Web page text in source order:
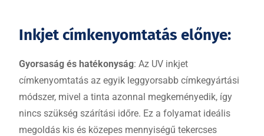
Inkjet címkenyomtatás előnye:
Gyorsaság és hatékonyság: Az UV inkjet
címkenyomtatás az egyik leggyorsabb címkegyártási
módszer, mivel a tinta azonnal megkeményedik, így
nincs szükség szárítási időre. Ez a folyamat ideális
megoldás kis és közepes mennyiségű tekercses